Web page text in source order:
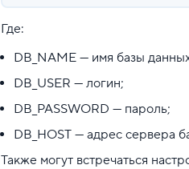
Где:
DB_NAME — имя базы
DB_USER — логин;
DB_PASSWORD — пароль;
DB_HOST — адрес сервера
Также могут встречаться